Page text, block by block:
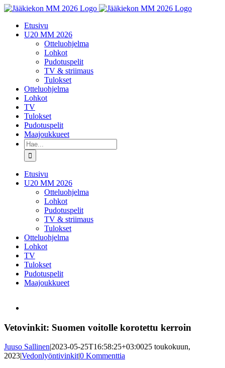
Skip
contentEtusivu
U20 MM 2026
Otteluohjelma
Lohkot
Pudotuspelit
TV & striimaus
Tulokset
Otteluohjelma
Lohkot
TV
Tulokset
Pudotuspelit
Maajoukkueet
Etsi
...
Etusivu
U20 MM 2026
Otteluohjelma
Lohkot
Pudotuspelit
TV & striimaus
Tulokset
Otteluohjelma
Lohkot
TV
Tulokset
Pudotuspelit
Maajoukkueet
isompana
Vetovinkit: Suomen voitolle korotettu kerroin
Juuso Sallinen|2023-05-25T16:58:25+03:0025 toukokuun,
2023|Vedonlyöntivinkit|0 Kommenttia